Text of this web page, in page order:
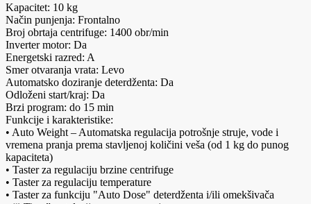
Kapacitet: 10 kg
Način punjenja: Frontalno
Broj obrtaja centrifuge: 1400 obr/min
Inverter motor: Da
Energetski razred: A
Smer otvaranja vrata: Levo
Automatsko doziranje deterdženta: Da
Odloženi start/kraj: Da
Brzi program: do 15 min
Funkcije i karakteristike:
• Auto Weight – Automatska regulacija potrošnje struje, vode i
vremena pranja prema stavljenoj količini veša (od 1 kg do punog
kapaciteta)
• Taster za regulaciju brzine centrifuge
• Taster za regulaciju temperature
• Taster za funkciju "Auto Dose" deterdženta i/ili omekšivača